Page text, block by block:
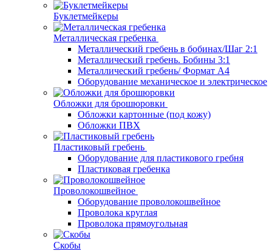
Буклетмейкеры
Металлическая гребенка
Металлический гребень в бобинах/Шаг 2:1
Металлический гребень. Бобины 3:1
Металлический гребень/ Формат А4
Оборудование механическое и электрическое
Обложки для брошюровки
Обложки картонные (под кожу)
Обложки ПВХ
Пластиковый гребень
Оборудование для пластикового гребня
Пластиковая гребенка
Проволокошвейное
Оборудование проволокошвейное
Проволока круглая
Проволока прямоугольная
Скобы